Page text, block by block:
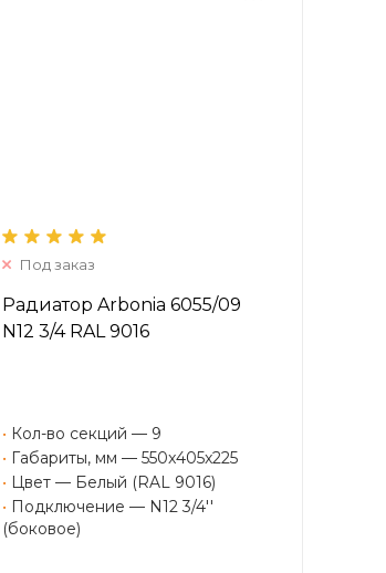
Под заказ
Радиатор Arbonia 6055/09
N12 3/4 RAL 9016
• Кол-во секций — 9
• Габариты, мм — 550x405x225
• Цвет — Белый (RAL 9016)
• Подключение — N12 3/4''
(боковое)